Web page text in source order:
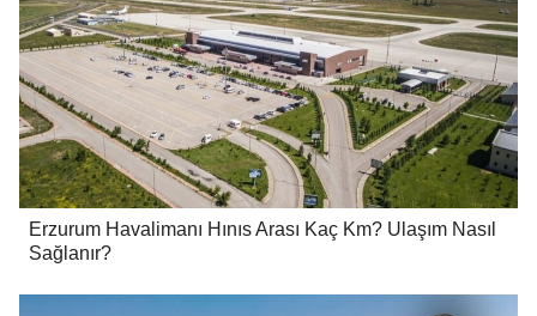
Erzurum Havalimanı Hınıs Arası Kaç Km? Ulaşım Nasıl
Sağlanır?